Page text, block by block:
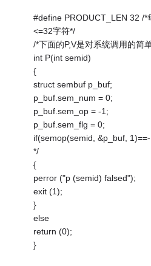
#define PRODUCT_LEN 32 /*
<=32字符*/
/*下面的P,V是对系统调用的简
int P(int semid)
{
struct sembuf p_buf;
p_buf.sem_num = 0;
p_buf.sem_op = -1;
p_buf.sem_flg = 0;
if(semop(semid, &p_buf,
*/
{
perror ("p (semid) falsed");
exit (1);
}
else
return (0);
}